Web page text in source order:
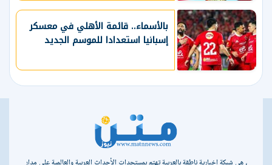
بالأسماء.. قائمة الأهلي في معسكر
إسبانيا استعدادا للموسم الجديد